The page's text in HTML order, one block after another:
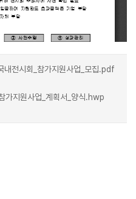
전시회_참가지원사업_모집.pdf
가지원사업_계획서_양식.hwp